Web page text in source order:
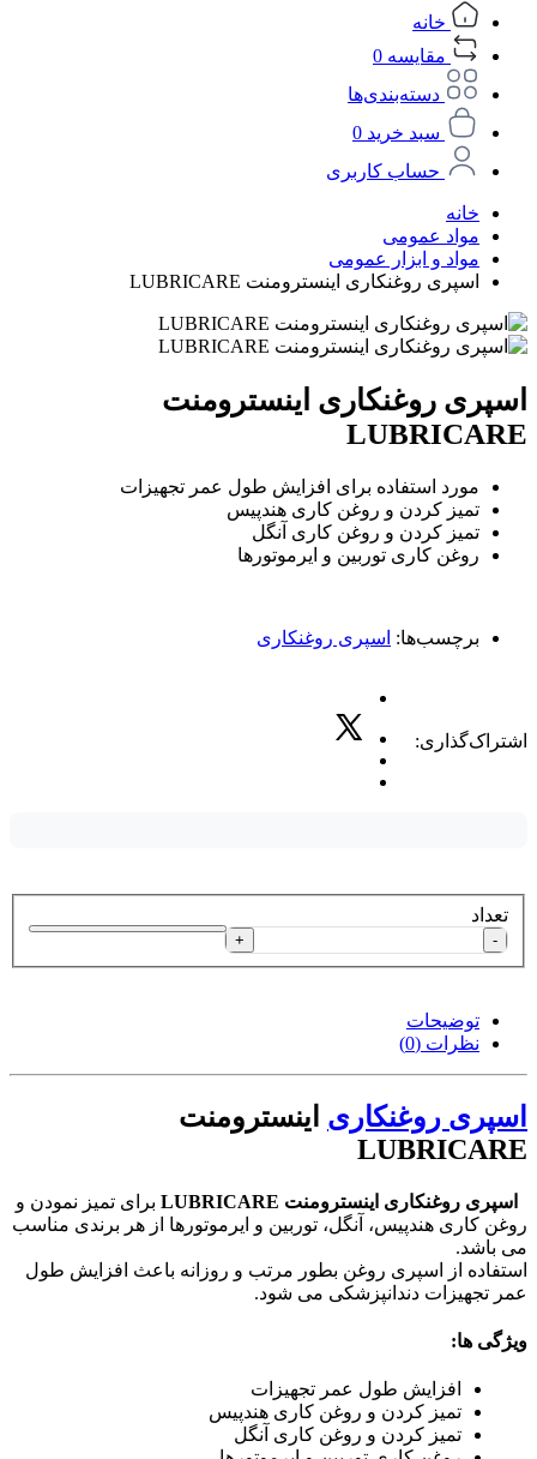
خانه
مقایسه 0
دسته‌بندی‌ها
سبد خرید 0
حساب کاربری
خانه
مواد عمومی
مواد و ابزار عمومی
اسپری روغنکاری اینسترومنت LUBRICARE
اسپری روغنکاری اینسترومنت
LUBRICARE
مورد استفاده برای افزایش طول عمر تجهیزات
تمیز کردن و روغن کاری هندپیس
تمیز کردن و روغن کاری آنگل
روغن کاری توربین و ایرموتورها
برچسب‌ها: اسپری روغنکاری
اشتراک‌گذاری:
تعداد
-
+
توضیحات
نظرات (0)
اسپری روغنکاری اینسترومنت
LUBRICARE
اسپری روغنکاری اینسترومنت LUBRICARE
برای تمیز نمودن و
روغن کاری هندپیس، آنگل، توربین و ایرموتورها از هر برندی مناسب
می باشد.
استفاده از اسپری روغن بطور مرتب و روزانه باعث افزایش طول
عمر تجهیزات دندانپزشکی می شود.
ویژگی ها:
افزایش طول عمر تجهیزات
تمیز کردن و روغن کاری هندپیس
تمیز کردن و روغن کاری آنگل